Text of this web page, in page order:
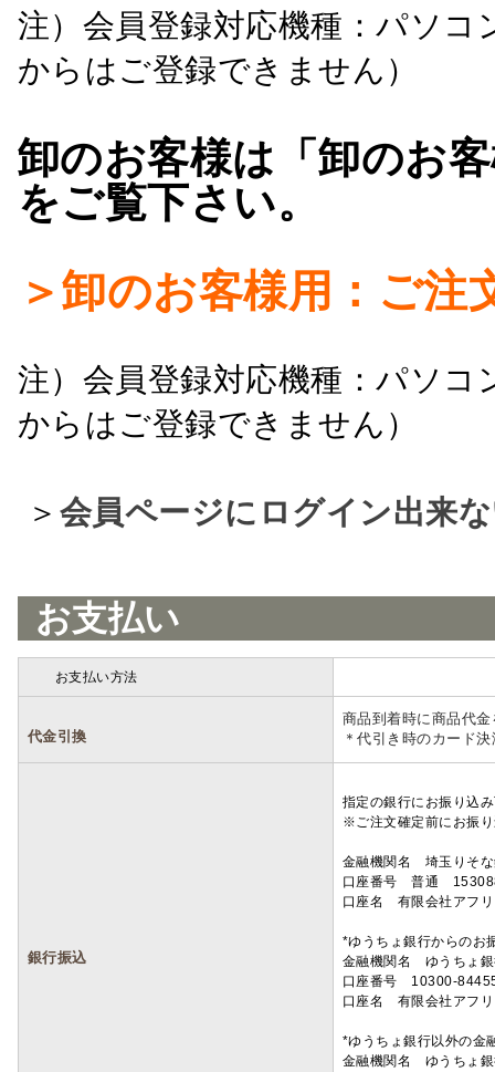
注）会員登録対応機種：パソ
からはご登録できません）
卸のお客様は「卸のお
をご覧下さい。
＞卸のお客様用：ご注
注）会員登録対応機種：パソ
からはご登録できません）
＞ 会員ページにログイン出来
お支払い
お支払い方法
代金引換
商品到着時に商品代
＊代引き時のカード
銀行振込
指定の銀行にお振り込
※ご注文確定前にお振
金融機関名 埼玉りそ
口座番号 普通
口座名 有限会社アフ
*ゆうちょ銀行からのお
金融機関名 ゆうちょ
口座番号 10300-
口座名 有限会社アフ
*ゆうちょ銀行以外の金
金融機関名 ゆうちょ